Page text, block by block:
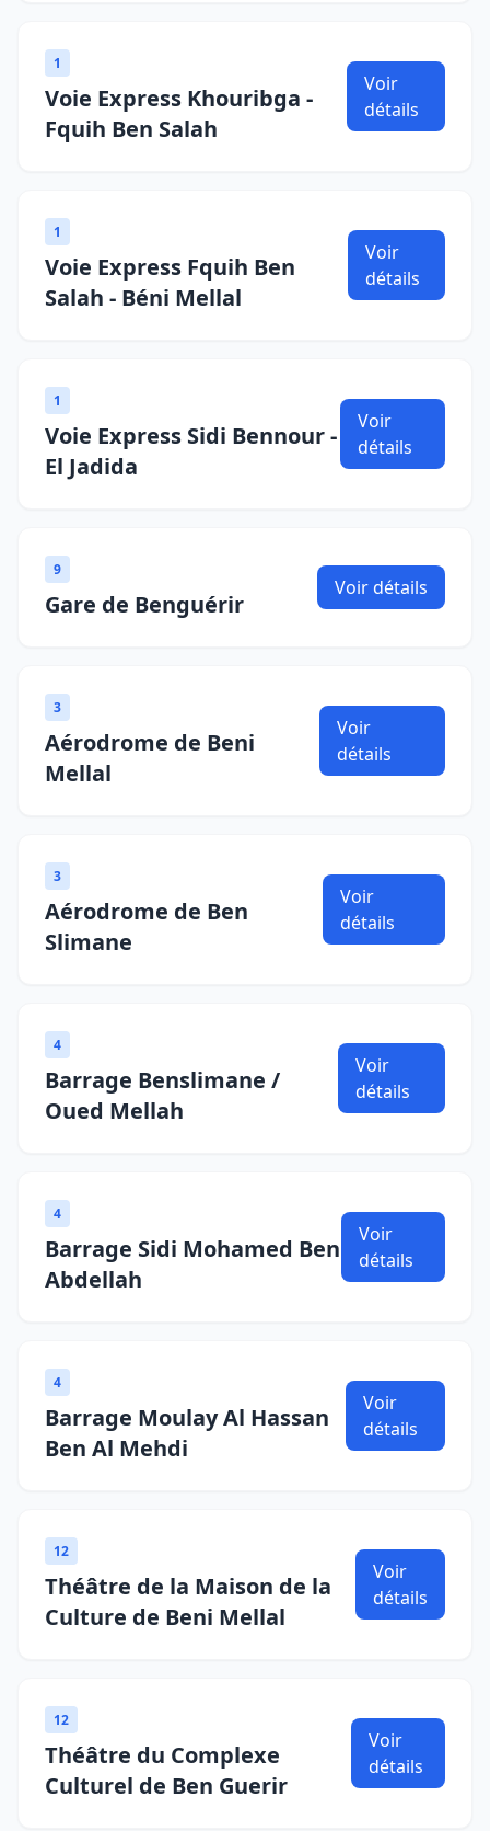
1
Voie Express Khouribga -
Fquih Ben Salah
Voir
détails
1
Voie Express Fquih Ben
Salah - Béni Mellal
Voir
détails
1
Voie Express Sidi Bennour -
El Jadida
Voir
détails
9
Gare de Benguérir
Voir détails
3
Aérodrome de Beni
Mellal
Voir
détails
3
Aérodrome de Ben
Slimane
Voir
détails
4
Barrage Benslimane /
Oued Mellah
Voir
détails
4
Barrage Sidi Mohamed Ben
Abdellah
Voir
détails
4
Barrage Moulay Al Hassan
Ben Al Mehdi
Voir
détails
12
Théâtre de la Maison de la
Culture de Beni Mellal
Voir
détails
12
Théâtre du Complexe
Culturel de Ben Guerir
Voir
détails